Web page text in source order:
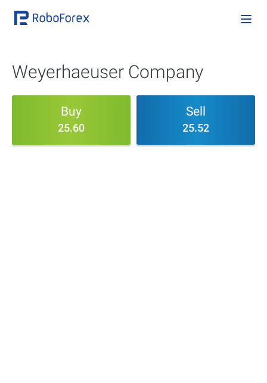
Weyerhaeuser Company
Buy
25.60
Sell
25.52